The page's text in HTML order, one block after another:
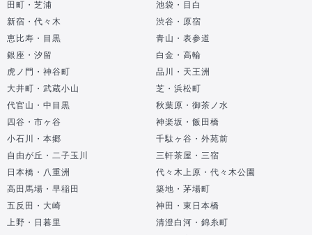
田町・芝浦
池袋・目白
新宿・代々木
渋谷・原宿
恵比寿・目黒
青山・表参道
銀座・汐留
白金・高輪
虎ノ門・神谷町
品川・天王洲
大井町・武蔵小山
芝・浜松町
代官山・中目黒
秋葉原・御茶ノ水
四谷・市ヶ谷
神楽坂・飯田橋
小石川・本郷
千駄ヶ谷・外苑前
自由が丘・二子玉川
三軒茶屋・三宿
日本橋・八重洲
代々木上原・代々木公園
高田馬場・早稲田
築地・茅場町
五反田・大崎
神田・東日本橋
上野・日暮里
清澄白河・錦糸町